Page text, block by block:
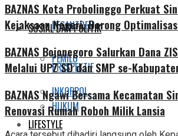
PESANTREN
PEMILU
INKOPPOL
LIFESTYLE
SOSIAL DAN POLITIK
PRESPEKTIF
HUKUM
BAZNAS Kota Probolinggo Perkuat
Kejaksaan Negeri, Dorong
BAZNAS Bojonegoro Salurkan Dana
Melalui UPZ SD dan SMP se-
BAZNAS Ngawi Bersama Kecamatan
Renovasi Rumah Roboh Milik Lansia